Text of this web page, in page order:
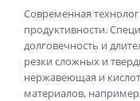
Современная
продуктивности.
долговечность и
резки сложных и
нержавеющая и
материалов,